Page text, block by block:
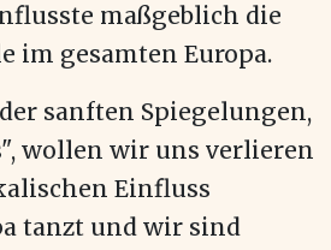
maßgeblich die
im gesamten Europa.
sanften Spiegelungen,
wollen wir uns verlieren
Einfluss
tanzt und wir sind